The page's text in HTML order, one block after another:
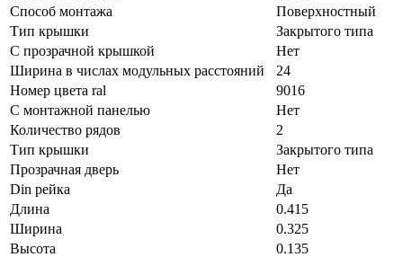
Способ монтажа
Поверхностный
Тип крышки
Закрытого типа
С прозрачной крышкой
Нет
Ширина в числах модульных расстояний
24
Номер цвета ral
9016
С монтажной панелью
Нет
Количество рядов
2
Тип крышки
Закрытого типа
Прозрачная дверь
Нет
Din рейка
Да
Длина
0.415
Ширина
0.325
Высота
0.135